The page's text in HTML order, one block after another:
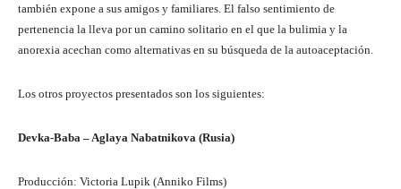
también expone a sus amigos y familiares. El falso sentimiento de
pertenencia la lleva por un camino solitario en el que la bulimia y la
anorexia acechan como alternativas en su búsqueda de la autoaceptación.
Los otros proyectos presentados son los siguientes:
Devka-Baba – Aglaya Nabatnikova (Rusia)
Producción: Victoria Lupik (Anniko Films)